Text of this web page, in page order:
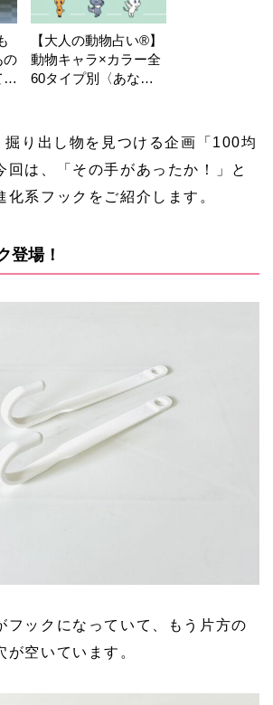
の
【大人の動物占い®】
動物キャラ×カラー全
60タイプ別〈あなた
り出し物を見つける企画「100均
回は、「その手があったか！」と
化系フックをご紹介します。
登場！
フックになっていて、もう片方の
が空いています。